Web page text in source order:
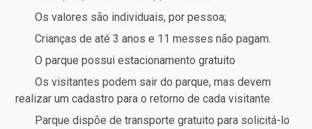
Os valores são individuais, por pessoa;
Crianças de até 3 anos e 11 messes não pagam.
O parque possui estacionamento gratuito
Os visitantes podem sair do parque, mas devem
realizar um cadastro para o retorno de cada visitante
Parque dispõe de transporte gratuito para solicitá-lo